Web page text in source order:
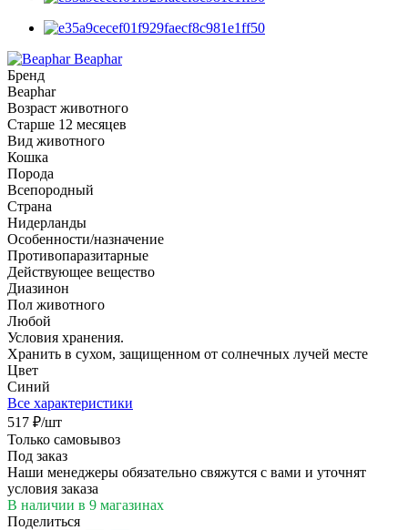
Beaphar
Бренд
Beaphar
Возраст животного
Старше 12 месяцев
Вид животного
Кошка
Порода
Всепородный
Страна
Нидерланды
Особенности/назначение
Противопаразитарные
Действующее вещество
Диазинон
Пол животного
Любой
Условия хранения.
Хранить в сухом, защищенном от солнечных лучей месте
Цвет
Синий
Все характеристики
517 ₽/шт
Только самовывоз
Под заказ
Наши менеджеры обязательно свяжутся с вами и уточнят
условия заказа
В наличии в 9 магазинах
Поделиться